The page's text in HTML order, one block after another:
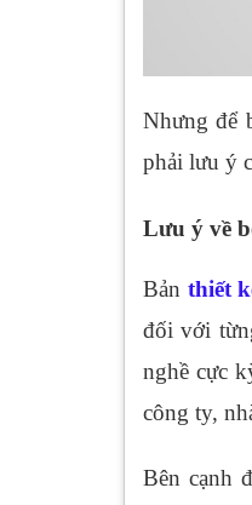
Nhưng để
phải lưu ý
Lưu ý về
Bản thiết
đối với
nghề cực
công ty,
Bên cạnh